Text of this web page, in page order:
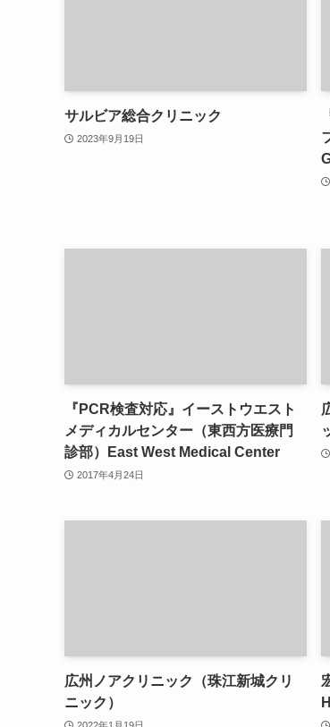
サルビア総合クリニック
2023年9月19日
『PCR検査対応』イーストウエスト
メディカルセンター（東西方医療門
診部）East West Medical Center
2017年4月24日
広州ノアクリニック（珠江新城クリ
ニック）